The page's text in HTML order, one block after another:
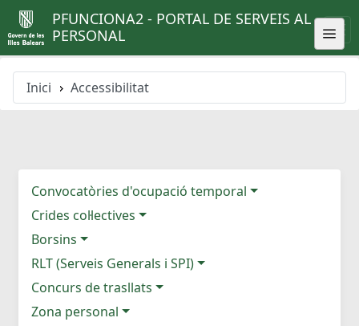
PFUNCIONA2 - PORTAL DE SERVEIS AL
PERSONAL
Inici Accessibilitat
Convocatòries d'ocupació temporal
Crides col·lectives
Borsins
RLT (Serveis Generals i SPI)
Concurs de trasllats
Zona personal